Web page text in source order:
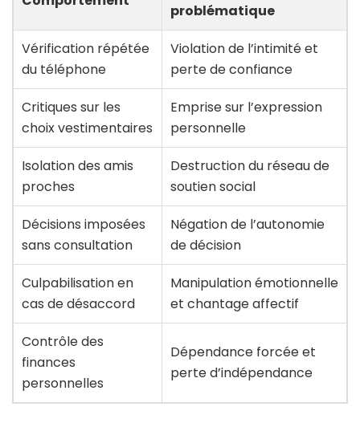
problématique
Vérification répétée
du téléphone
Violation de l’intimité et
perte de confiance
Critiques sur les
choix vestimentaires
Emprise sur l’expression
personnelle
Isolation des amis
proches
Destruction du réseau de
soutien social
Décisions imposées
sans consultation
Négation de l’autonomie
de décision
Culpabilisation en
cas de désaccord
Manipulation émotionnelle
et chantage affectif
Contrôle des
finances
personnelles
Dépendance forcée et
perte d’indépendance